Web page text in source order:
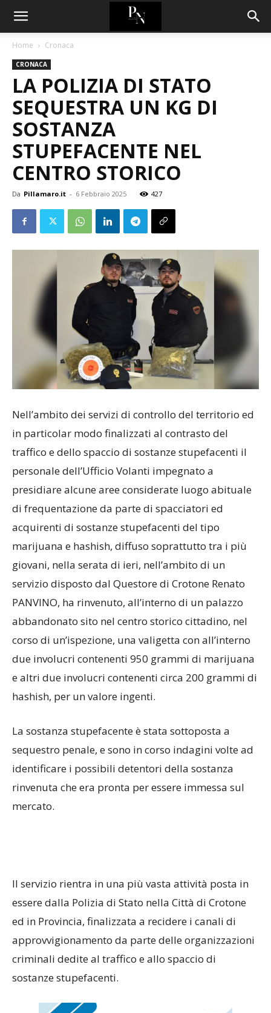
Home Cronaca
CRONACA
LA POLIZIA DI STATO
SEQUESTRA UN KG DI
SOSTANZA
STUPEFACENTE NEL
CENTRO STORICO
Da Pillamaro.it - 6 Febbraio 2025 427
Nell’ambito dei servizi di controllo del territorio ed
in particolar modo finalizzati al contrasto del
traffico e dello spaccio di sostanze stupefacenti il
personale dell’Ufficio Volanti impegnato a
presidiare alcune aree considerate luogo abituale
di frequentazione da parte di spacciatori ed
acquirenti di sostanze stupefacenti del tipo
marijuana e hashish, diffuso soprattutto tra i più
giovani, nella serata di ieri, nell’ambito di un
servizio disposto dal Questore di Crotone Renato
PANVINO, ha rinvenuto, all’interno di un palazzo
abbandonato sito nel centro storico cittadino, nel
corso di un’ispezione, una valigetta con all’interno
due involucri contenenti 950 grammi di marijuana
e altri due involucri contenenti circa 200 grammi di
hashish, per un valore ingenti.
La sostanza stupefacente è stata sottoposta a
sequestro penale, e sono in corso indagini volte ad
identificare i possibili detentori della sostanza
rinvenuta che era pronta per essere immessa sul
mercato.
Il servizio rientra in una più vasta attività posta in
essere dalla Polizia di Stato nella Città di Crotone
ed in Provincia, finalizzata a recidere i canali di
approvvigionamento da parte delle organizzazioni
criminali dedite al traffico e allo spaccio di
sostanze stupefacenti.